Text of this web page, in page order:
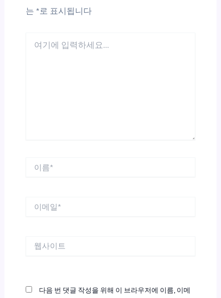
는 *로 표시됩니다
다음 번 댓글 작성을 위해 이 브라우저에 이름, 이메